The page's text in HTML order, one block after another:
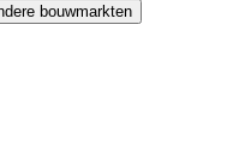
bouwmarkten